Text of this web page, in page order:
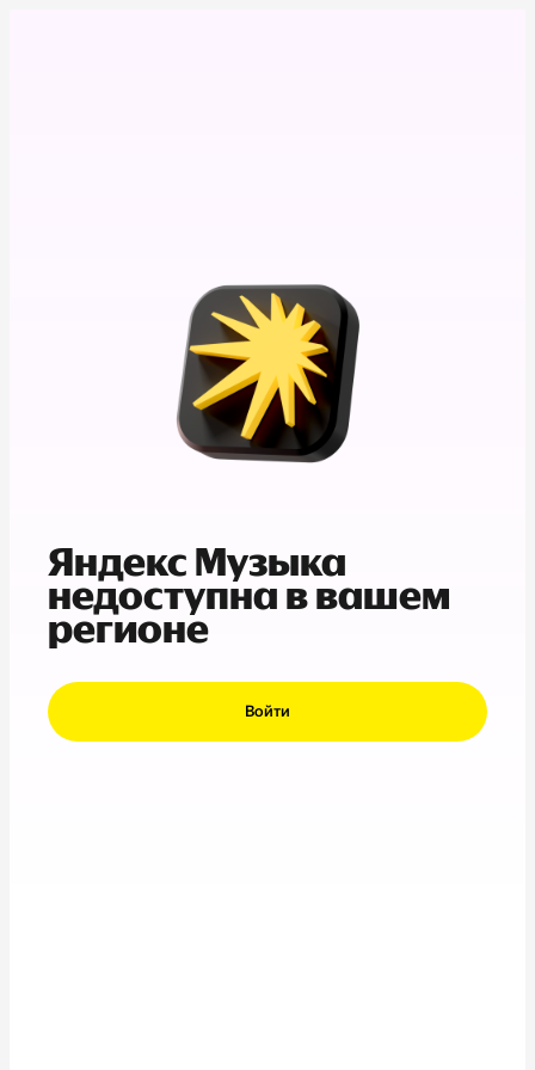
Яндекс Музыка
недоступна в вашем
регионе
Войти